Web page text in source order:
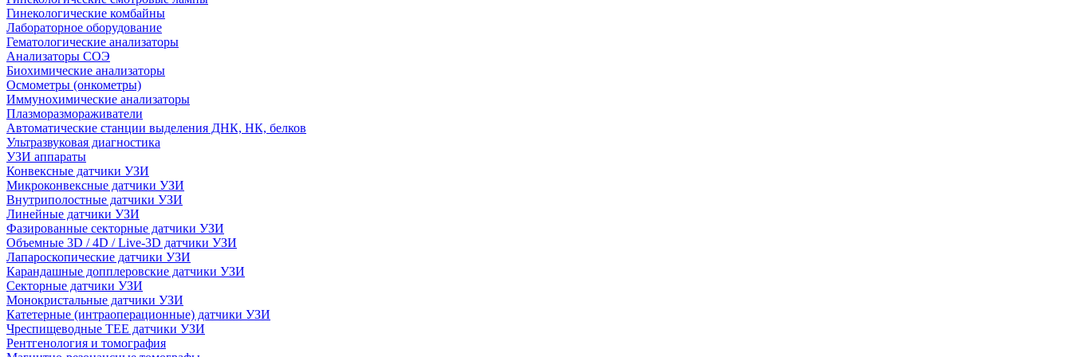
Гинекологические комбайны
Лабораторное оборудование
Гематологические анализаторы
Анализаторы СОЭ
Биохимические анализаторы
Осмометры (онкометры)
Иммунохимические анализаторы
Плазморазмораживатели
Автоматические станции выделения ДНК, НК, белков
Ультразвуковая диагностика
УЗИ аппараты
Конвексные датчики УЗИ
Микроконвексные датчики УЗИ
Внутриполостные датчики УЗИ
Линейные датчики УЗИ
Фазированные секторные датчики УЗИ
Объемные 3D / 4D / Live-3D датчики УЗИ
Лапароскопические датчики УЗИ
Карандашные допплеровские датчики УЗИ
Секторные датчики УЗИ
Монокристальные датчики УЗИ
Катетерные (интраоперационные) датчики УЗИ
Чреспищеводные TEE датчики УЗИ
Рентгенология и томография